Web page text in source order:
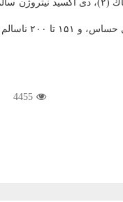
4455